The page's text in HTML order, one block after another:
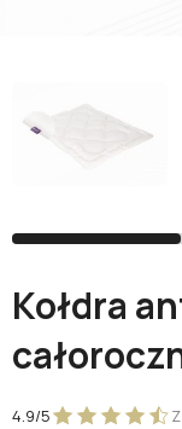
Facebook
Kołdra
4.9/5